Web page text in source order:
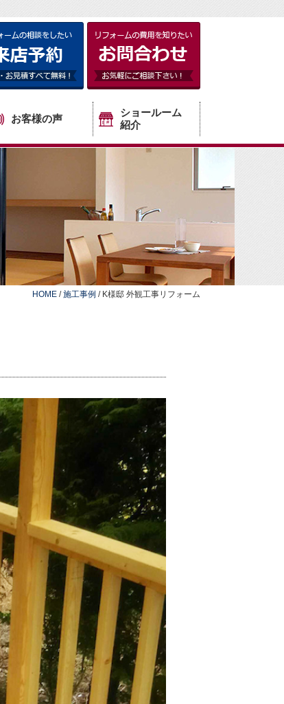
お客様の声
ショールーム
紹介
HOME /施工事例 / K様邸 外観工事リフォーム